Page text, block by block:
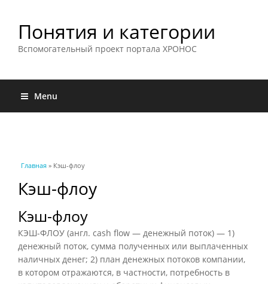
Понятия и категории
Вспомогательный проект портала ХРОНОС
Menu
Вы здесь
Главная » Кэш-флоу
Кэш-флоу
Кэш-флоу
КЭШ-ФЛОУ (англ. cash flow — денежный поток) — 1)
денежный поток, сумма полученных или выплаченных
наличных денег; 2) план денежных потоков компании,
в котором отражаются, в частности, потребность в